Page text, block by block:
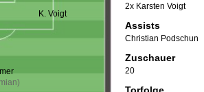
K. Voigt
2x Karsten Voigt
Assists
Christian Podschun
Zuschauer
20